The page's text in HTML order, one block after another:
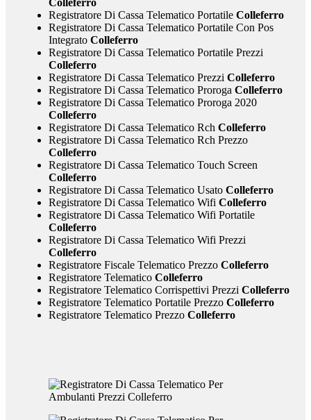
Colleferro
Registratore Di Cassa Telematico PortatileColleferro
Registratore Di Cassa Telematico Portatile Con Pos
IntegratoColleferro
Registratore Di Cassa Telematico Portatile Prezzi
Colleferro
Registratore Di Cassa Telematico Prezzi Colleferro
Registratore Di Cassa Telematico Proroga Colleferro
Registratore Di Cassa Telematico Proroga 2020
Colleferro
Registratore Di Cassa Telematico Rch Colleferro
Registratore Di Cassa Telematico Rch Prezzo
Colleferro
Registratore Di Cassa Telematico Touch Screen
Colleferro
Registratore Di Cassa Telematico UsatoColleferro
Registratore Di Cassa Telematico Wifi Colleferro
Registratore Di Cassa Telematico Wifi Portatile
Colleferro
Registratore Di Cassa Telematico Wifi Prezzi
Colleferro
Registratore Fiscale Telematico PrezzoColleferro
Registratore TelematicoColleferro
Registratore Telematico Corrispettivi Prezzi Colleferro
Registratore Telematico Portatile PrezzoColleferro
Registratore Telematico PrezzoColleferro